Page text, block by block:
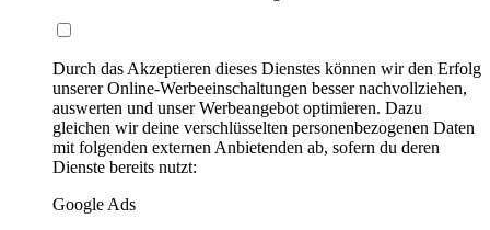
Durch das Akzeptieren dieses Dienstes können wir den Erfolg
unserer Online-Werbeeinschaltungen besser nachvollziehen,
auswerten und unser Werbeangebot optimieren. Dazu
gleichen wir deine verschlüsselten personenbezogenen Daten
mit folgenden externen Anbietenden ab, sofern du deren
Dienste bereits nutzt:
Google Ads